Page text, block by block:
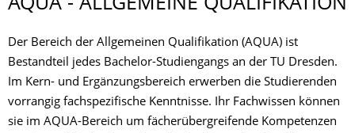
AQUA - ALLGEMEINE QUALIFIKATION
Der Bereich der Allgemeinen Qualifikation (AQUA) ist
Bestandteil jedes Bachelor-Studiengangs an der TU Dresden.
Im Kern- und Ergänzungsbereich erwerben die Studierenden
vorrangig fachspezifische Kenntnisse. Ihr Fachwissen können
sie im AQUA-Bereich um fächerübergreifende Kompetenzen